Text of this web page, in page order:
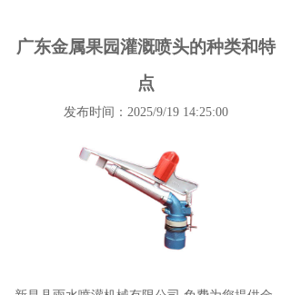
广东金属果园灌溉喷头的种类和特
点
发布时间：2025/9/19 14:25:00